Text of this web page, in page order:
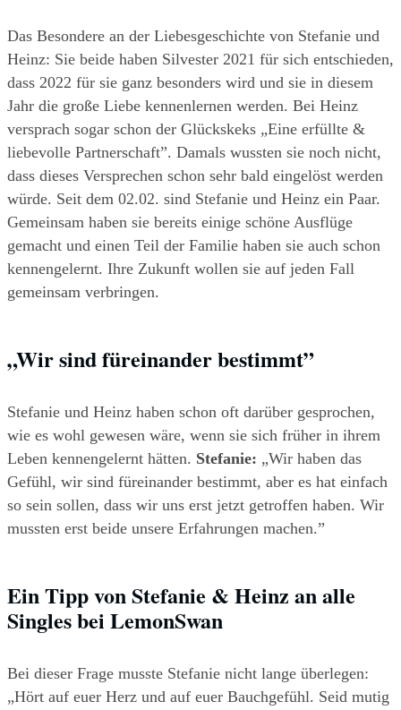
Das Besondere an der Liebesgeschichte von Stefanie und
Heinz: Sie beide haben Silvester 2021 für sich entschieden,
dass 2022 für sie ganz besonders wird und sie in diesem
Jahr die große Liebe kennenlernen werden. Bei Heinz
versprach sogar schon der Glückskeks „Eine erfüllte &
liebevolle Partnerschaft”. Damals wussten sie noch nicht,
dass dieses Versprechen schon sehr bald eingelöst werden
würde. Seit dem 02.02. sind Stefanie und Heinz ein Paar.
Gemeinsam haben sie bereits einige schöne Ausflüge
gemacht und einen Teil der Familie haben sie auch schon
kennengelernt. Ihre Zukunft wollen sie auf jeden Fall
gemeinsam verbringen.
„Wir sind füreinander bestimmt”
Stefanie und Heinz haben schon oft darüber gesprochen,
wie es wohl gewesen wäre, wenn sie sich früher in ihrem
Leben kennengelernt hätten. Stefanie: „Wir haben das
Gefühl, wir sind füreinander bestimmt, aber es hat einfach
so sein sollen, dass wir uns erst jetzt getroffen haben. Wir
mussten erst beide unsere Erfahrungen machen.”
Ein Tipp von Stefanie & Heinz an alle
Singles bei LemonSwan
Bei dieser Frage musste Stefanie nicht lange überlegen:
„Hört auf euer Herz und auf euer Bauchgefühl. Seid mutig